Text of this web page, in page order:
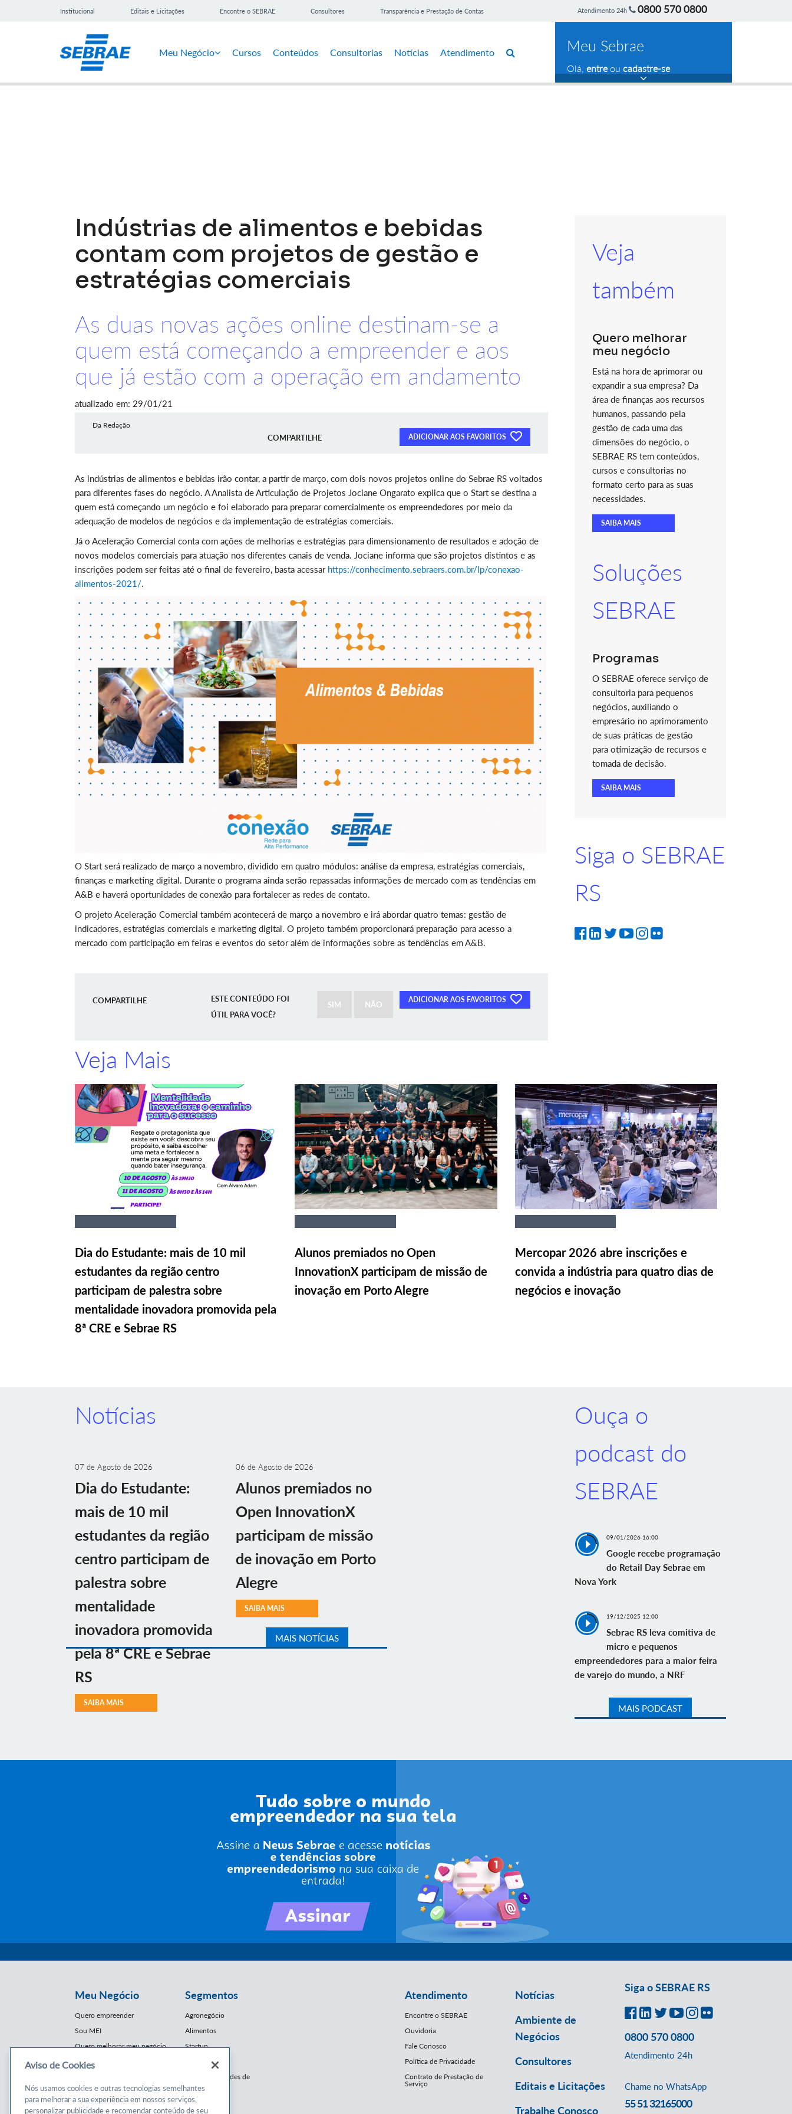
Institucional Editais e Licitações Encontre o SEBRAE Consultores Transparência e Prestação de Contas Atendimento 24h 0800 570 0800
Meu Negócio Cursos Conteúdos Consultorias Notícias Atendimento Meu Sebrae
Olá, entreou cadastre-se
Indústrias de alimentos e bebidas
contam com projetos de gestão e
estratégias comerciais
As duas novas ações online destinam-se a
quem está começando a empreender e aos
que já estão com a operação em andamento
atualizado em: 29/01/21
Da Redação
COMPARTILHE ADICIONAR AOS FAVORITOS
As indústrias de alimentos e bebidas irão contar, a partir de março, com dois novos projetos online do Sebrae RS voltados
para diferentes fases do negócio. A Analista de Articulação de Projetos Jociane Ongarato explica que o Start se destina a
quem está começando um negócio e foi elaborado para preparar comercialmente os empreendedores por meio da
adequação de modelos de negócios e da implementação de estratégias comerciais.
Já o Aceleração Comercial conta com ações de melhorias e estratégias para dimensionamento de resultados e adoção de
novos modelos comerciais para atuação nos diferentes canais de venda. Jociane informa que são projetos distintos e as
inscrições podem ser feitas até o final de fevereiro, basta acessar https://conhecimento.sebraers.com.br/lp/conexao-
alimentos-2021/.
O Start será realizado de março a novembro, dividido em quatro módulos: análise da empresa, estratégias comerciais,
finanças e marketing digital. Durante o programa ainda serão repassadas informações de mercado com as tendências em
A&B e haverá oportunidades de conexão para fortalecer as redes de contato.
O projeto Aceleração Comercial também acontecerá de março a novembro e irá abordar quatro temas: gestão de
indicadores, estratégias comerciais e marketing digital. O projeto também proporcionará preparação para acesso a
mercado com participação em feiras e eventos do setor além de informações sobre as tendências em A&B.
COMPARTILHE ADICIONAR AOS FAVORITOS
ESTE CONTEÚDO FOI
ÚTIL PARA VOCÊ?
SIM NÃO
Veja
também
Quero melhorar
meu negócio
Está na hora de aprimorar ou
expandir a sua empresa? Da
área de finanças aos recursos
humanos, passando pela
gestão de cada uma das
dimensões do negócio, o
SEBRAE RS tem conteúdos,
cursos e consultorias no
formato certo para as suas
necessidades.
SAIBA MAIS
Soluções
SEBRAE
Programas
O SEBRAE oferece serviço de
consultoria para pequenos
negócios, auxiliando o
empresário no aprimoramento
de suas práticas de gestão
para otimização de recursos e
tomada de decisão.
SAIBA MAIS
Siga o SEBRAE
RS
Veja Mais
Dia do Estudante: mais de 10 mil
estudantes da região centro
participam de palestra sobre
mentalidade inovadora promovida pela
8ª CRE e Sebrae RS
Alunos premiados no Open
InnovationX participam de missão de
inovação em Porto Alegre
Mercopar 2026 abre inscrições e
convida a indústria para quatro dias de
negócios e inovação
Notícias
07 de Agosto de 2026
Dia do Estudante:
mais de 10 mil
estudantes da região
centro participam de
palestra sobre
mentalidade
inovadora promovida
pela 8ª CRE e Sebrae
RS
SAIBA MAIS
06 de Agosto de 2026
Alunos premiados no
Open InnovationX
participam de missão
de inovação em Porto
Alegre
SAIBA MAIS
MAIS NOTÍCIAS
Ouça o
podcast do
SEBRAE
09/01/2026 16:00
Google recebe programação
do Retail Day Sebrae em
Nova York
19/12/2025 12:00
Sebrae RS leva comitiva de
micro e pequenos
empreendedores para a maior feira
de varejo do mundo, a NRF
MAIS PODCAST
Meu Negócio
Quero empreender
Sou MEI
Quero melhorar meu negócio
Conteúdos
Cursos
Segmentos
Agronegócio
Alimentos
Startup
E-Commerce
Franquias / Redes de
Cooperação
Moda
Atendimento
Encontre o SEBRAE
Ouvidoria
Fale Conosco
Política de Privacidade
Contrato de Prestação de
Serviço
Notícias
Ambiente de
Negócios
Consultores
Editais e Licitações
Trabalhe Conosco
Siga o SEBRAE RS
0800 570 0800
Atendimento 24h
Chame no WhatsApp
55 51 32165000
Aviso de Cookies
Nós usamos cookies e outras tecnologias semelhantes
para melhorar a sua experiência em nossos serviços,
personalizar publicidade e recomendar conteúdo de seu